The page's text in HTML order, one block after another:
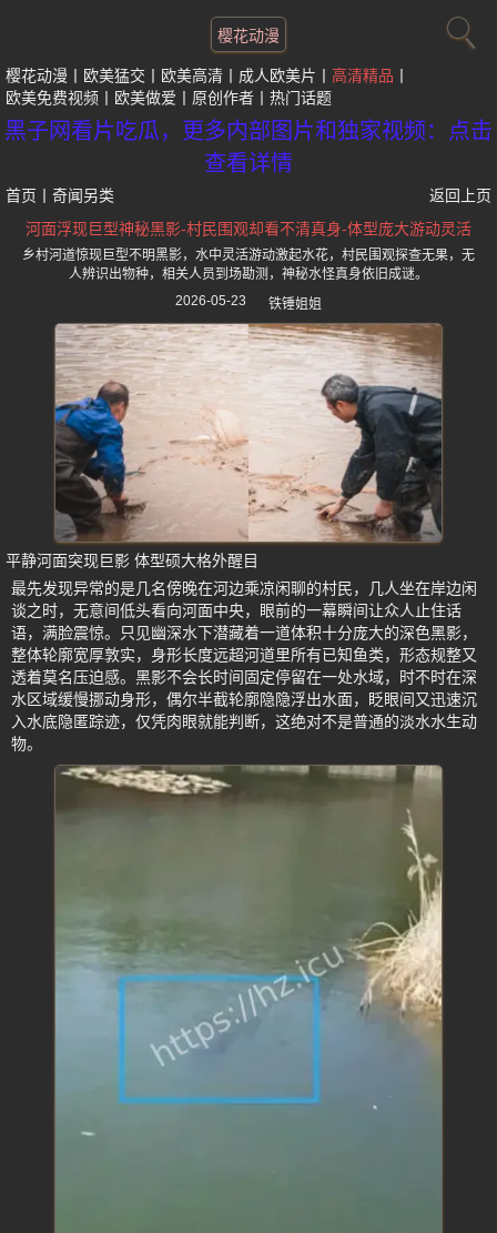
樱花动漫
樱花动漫 欧美猛交 欧美高清 成人欧美片
高清精品
欧美免费视频
欧美做爱 原创作者 热门话题
黑子网看片吃瓜，更多内部图片和独家视频：点击
查看详情
首页 奇闻另类
返回上页
河面浮现巨型神秘黑影-村民围观却看不清真身-体型庞大游动灵活
乡村河道惊现巨型不明黑影，水中灵活游动激起水花，村民围观探查无果，无
人辨识出物种，相关人员到场勘测，神秘水怪真身依旧成谜。
2026-05-23
铁锤姐姐
平静河面突现巨影 体型硕大格外醒目
最先发现异常的是几名傍晚在河边乘凉闲聊的村民，几人坐在岸边闲
谈之时，无意间低头看向河面中央，眼前的一幕瞬间让众人止住话
语，满脸震惊。只见幽深水下潜藏着一道体积十分庞大的深色黑影，
整体轮廓宽厚敦实，身形长度远超河道里所有已知鱼类，形态规整又
透着莫名压迫感。黑影不会长时间固定停留在一处水域，时不时在深
水区域缓慢挪动身形，偶尔半截轮廓隐隐浮出水面，眨眼间又迅速沉
入水底隐匿踪迹，仅凭肉眼就能判断，这绝对不是普通的淡水水生动
物。